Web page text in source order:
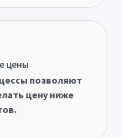
цены
позволяют
цену ниже